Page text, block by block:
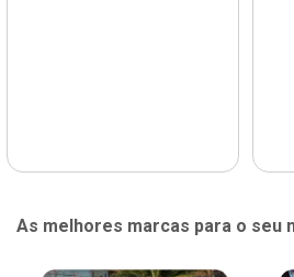
As melhores marcas para o seu